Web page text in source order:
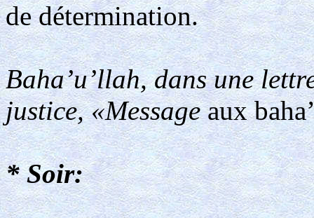
de détermination.
Baha’u’llah, dans une
justice, «Messageaux
* Soir: